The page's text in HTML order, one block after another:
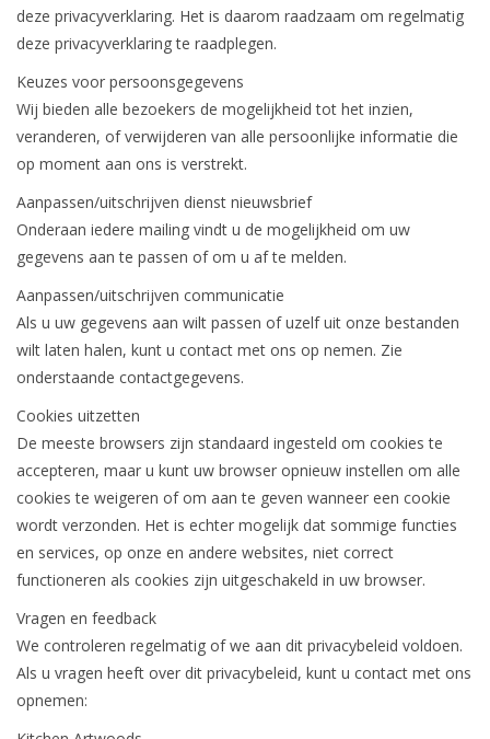
deze privacyverklaring. Het is daarom raadzaam om regelmatig
deze privacyverklaring te raadplegen.
Keuzes voor persoonsgegevens
Wij bieden alle bezoekers de mogelijkheid tot het inzien,
veranderen, of verwijderen van alle persoonlijke informatie die
op moment aan ons is verstrekt.
Aanpassen/uitschrijven dienst nieuwsbrief
Onderaan iedere mailing vindt u de mogelijkheid om uw
gegevens aan te passen of om u af te melden.
Aanpassen/uitschrijven communicatie
Als u uw gegevens aan wilt passen of uzelf uit onze bestanden
wilt laten halen, kunt u contact met ons op nemen. Zie
onderstaande contactgegevens.
Cookies uitzetten
De meeste browsers zijn standaard ingesteld om cookies te
accepteren, maar u kunt uw browser opnieuw instellen om alle
cookies te weigeren of om aan te geven wanneer een cookie
wordt verzonden. Het is echter mogelijk dat sommige functies
en services, op onze en andere websites, niet correct
functioneren als cookies zijn uitgeschakeld in uw browser.
Vragen en feedback
We controleren regelmatig of we aan dit privacybeleid voldoen.
Als u vragen heeft over dit privacybeleid, kunt u contact met ons
opnemen: